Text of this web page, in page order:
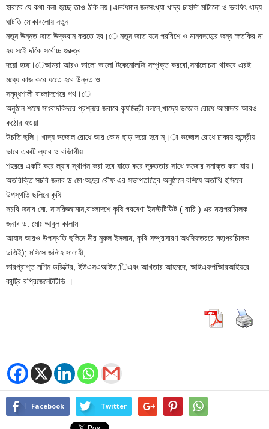
হারাবে যে কথা বলা হচ্ছে তাও ঠকি নয়।এমর্বধমান জনসংখ্যা খাদ্য চাহদিা মটিানো ও ভবষিৎ খাদ্য
ঘাটতি মোকাবলোয় নতুন
নতুন উন্নত জাত উদ্ভবান করতে হব।ে নতুন জাত যনে পরবিশে ও মানবদহেরে জন্য ক্ষতকির না
হয় সইে দকিে সর্বোচ্চ গুরুত্ব
দয়ো হচ্ছ।েআমরা আরও ভালো ভালো টকেনোলজি সম্পৃক্ত করবো,সমালোচনা থাকবে এরই
মধ্যে কাজ করে যতেে হবে উন্নত ও
সমৃদ্ধশালী বাংলাদশেরে পথ।ে
অনুষ্ঠান শষেে সাংবাদকিদরে প্রশ্নরে জবাবে কৃষমিন্ত্রী বলনে,খাদ্যে ভজোল রোধে আমাদরে আরও
কঠোর হওয়া
উচতি ছলি। খাদ্য ভজোল রোধে আর কোন ছাড় দয়ো হবে ন্।া ভজোল রোধে ঢাকায় কন্দ্রেীয়
ভাবে একটি ল্যাব ও বভিাগীয়
শহররে একটি করে ল্যাব স্থাপন করা হবে যাতে করে দ্রুততার সাথে ভজোর সনাক্ত করা যায়।
অতরিক্তি সচবি জনাব ড.মো:আব্দুর রৌফ এর সভাপতত্বিে অনুষ্ঠানে বশিষে অতথিি হসিবেে
উপস্থতি ছলিনে কৃষি
সচবি জনাব মো. নাসরিুজ্জামান;বাংলাদশে কৃষি গবষেণা ইনস্টটিউিট ( বারি ) এর মহাপরচিালক
জনাব ড. মোঃ আবুল কালাম
আযাদ আরও উপস্থতি ছলিনে মীর নুরুল ইসলাম, কৃষি সম্প্রসারণ অধদিফতররে মহাপরচিালক
ডএিই); মসিসে জনিাহ সালাহী,
ভারপ্রাপ্ত মশিন ডরিক্টের, ইউএসএআইড;িএবং আখতার আহমদে, আইএফপআিরআইয়রে
কান্ট্রি রপ্রিজেনেটটিভি ।
Facebook Twitter